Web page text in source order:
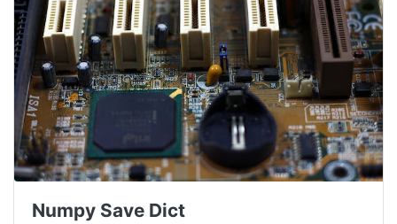
Numpy Save Dict